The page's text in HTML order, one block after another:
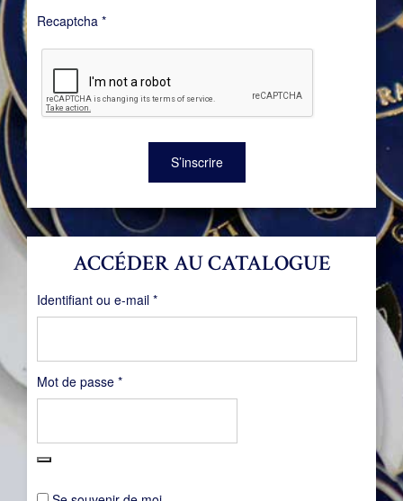
ACCÉDER AU CATALOGUE
Identifiant ou e-mail *Obligatoire
Mot de passe *Obligatoire
Recaptcha *
S’inscrire